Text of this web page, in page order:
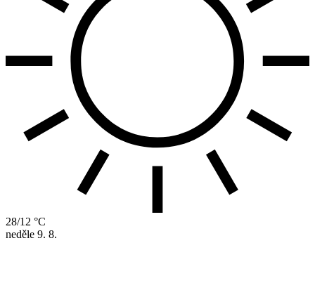
28/12 °C
neděle 9. 8.